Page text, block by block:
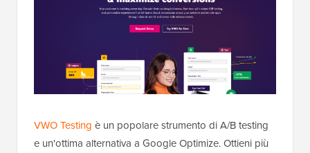
VWO Testing è un popolare strumento di A/B testing
e un'ottima alternativa a Google Optimize. Ottieni più